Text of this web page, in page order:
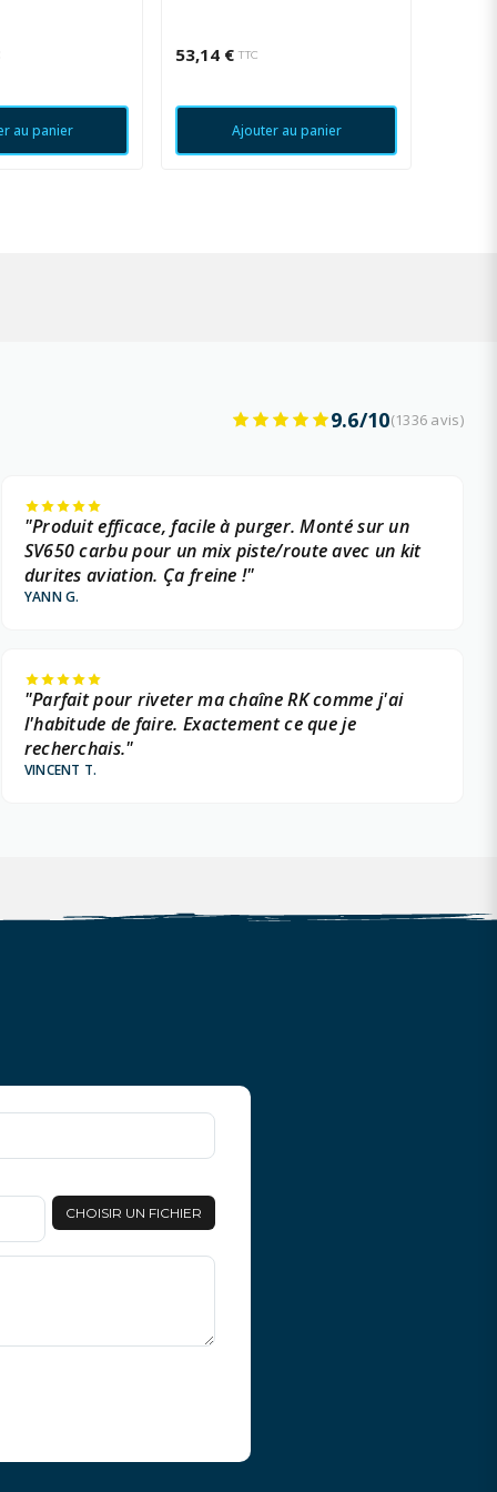
au panier
53,14 € TTC
Ajouter au panier
9.6/10(1336 avis)
"Produit efficace, facile à purger. Monté sur un
SV650 carbu pour un mix piste/route avec un kit
durites aviation. Ça freine !"
YANN G.
"Parfait pour riveter ma chaîne RK comme j'ai
l'habitude de faire. Exactement ce que je
recherchais."
VINCENT T.
CHOISIR UN FICHIER